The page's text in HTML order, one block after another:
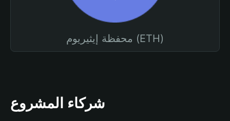
محفظة إيثيريوم (ETH)
شركاء المشروع